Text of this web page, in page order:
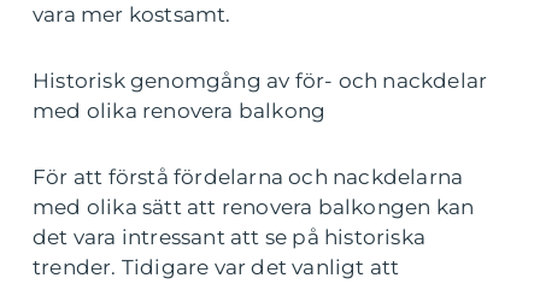
vara mer kostsamt.
Historisk genomgång av för- och nackdelar
med olika renovera balkong
För att förstå fördelarna och nackdelarna
med olika sätt att renovera balkongen kan
det vara intressant att se på historiska
trender. Tidigare var det vanligt att